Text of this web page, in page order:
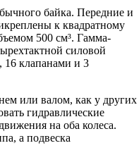
байка. Передние и
к квадратному
500 см³. Гамма-
силовой
16 клапанами и 3
или валом, как у других
гидравлические
на оба колеса.
а подвеска